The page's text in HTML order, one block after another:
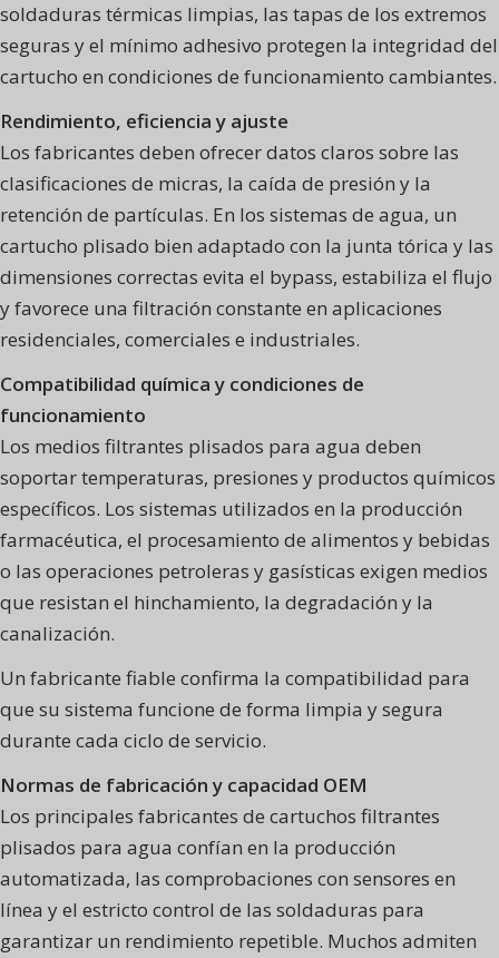
soldaduras térmicas limpias, las tapas de los extremos
seguras y el mínimo adhesivo protegen la integridad del
cartucho en condiciones de funcionamiento cambiantes.
Rendimiento, eficiencia y ajuste
Los fabricantes deben ofrecer datos claros sobre las
clasificaciones de micras, la caída de presión y la
retención de partículas. En los sistemas de agua, un
cartucho plisado bien adaptado con la junta tórica y las
dimensiones correctas evita el bypass, estabiliza el flujo
y favorece una filtración constante en aplicaciones
residenciales, comerciales e industriales.
Compatibilidad química y condiciones de
funcionamiento
Los medios filtrantes plisados para agua deben
soportar temperaturas, presiones y productos químicos
específicos. Los sistemas utilizados en la producción
farmacéutica, el procesamiento de alimentos y bebidas
o las operaciones petroleras y gasísticas exigen medios
que resistan el hinchamiento, la degradación y la
canalización.
Un fabricante fiable confirma la compatibilidad para
que su sistema funcione de forma limpia y segura
durante cada ciclo de servicio.
Normas de fabricación y capacidad OEM
Los principales fabricantes de cartuchos filtrantes
plisados para agua confían en la producción
automatizada, las comprobaciones con sensores en
línea y el estricto control de las soldaduras para
garantizar un rendimiento repetible. Muchos admiten